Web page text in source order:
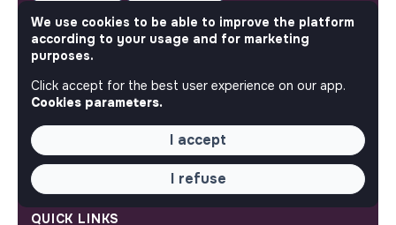
iPhone Android
ABOUT
Our mission and impact
QUICK LINKS
We use cookies to be able to improve the platform
according to your usage and for marketing
purposes.
Click accept for the best user experience on our app.
Cookies parameters.
I accept
I refuse